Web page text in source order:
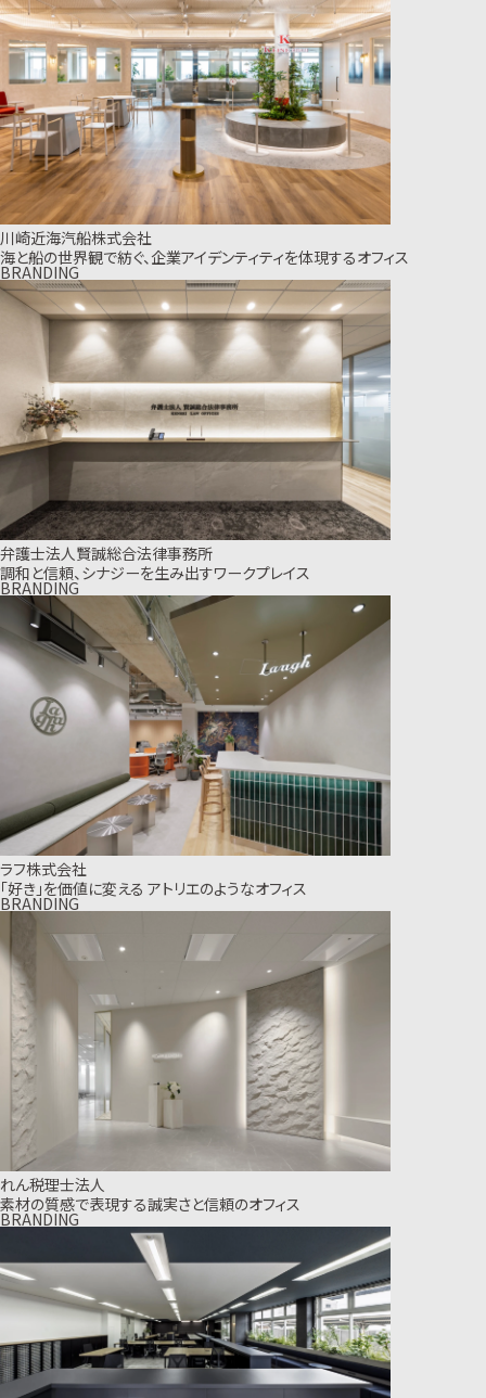
川崎近海汽船株式会社
海と船の世界観で紡ぐ、企業アイデンティティを体現するオフィス
BRANDING
弁護士法人賢誠総合法律事務所
調和と信頼、シナジーを生み出すワークプレイス
BRANDING
ラフ株式会社
「好き」を価値に変える アトリエのようなオフィス
BRANDING
れん税理士法人
素材の質感で表現する誠実さと信頼のオフィス
BRANDING